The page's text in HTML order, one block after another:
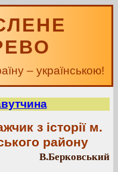
– українською!
з історії м.
району
В.Берковський